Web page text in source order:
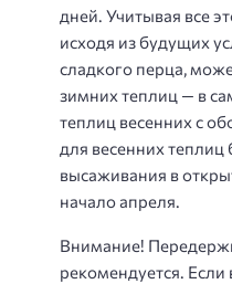
дней. Учитывая все
исходя из будущих
сладкого перца,
зимних теплиц — в
теплиц весенних с
для весенних теплиц
высаживания в
начало апреля.
Внимание!
рекомендуется.